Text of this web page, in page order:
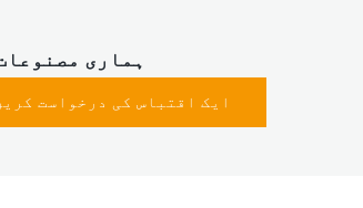
ہماری
ایک اقتباس کی درخواست